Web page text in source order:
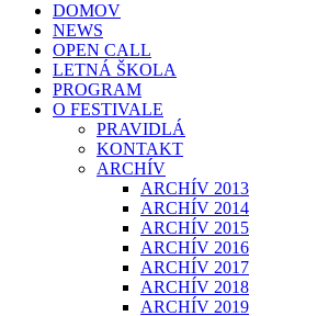
DOMOV
NEWS
OPEN CALL
LETNÁ ŠKOLA
PROGRAM
O FESTIVALE
PRAVIDLÁ
KONTAKT
ARCHÍV
ARCHÍV 2013
ARCHÍV 2014
ARCHÍV 2015
ARCHÍV 2016
ARCHÍV 2017
ARCHÍV 2018
ARCHÍV 2019